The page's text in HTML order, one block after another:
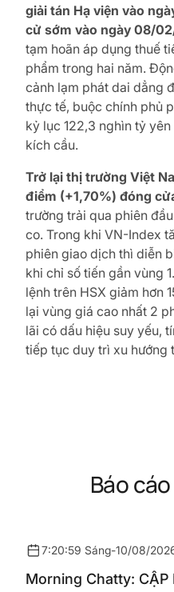
giải tán Hạ viện vào
cử sớm vào ngày 08/
tạm hoãn áp dụng thuế
phẩm trong hai năm.
cảnh lạm phát dai dẳng
thực tế, buộc chính phủ
kỷ lục 122,3 nghìn tỷ
kích cầu.
Trở lại thị trường Việt
điểm (+1,70%) đóng
trường trải qua phiên
co. Trong khi VN-Index
phiên giao dịch thì diễn
khi chỉ số tiến gần vùng
lệnh trên HSX giảm hơn
lại vùng giá cao nhất 2
lãi có dấu hiệu suy yếu,
tiếp tục duy trì xu hướng
Báo
7:20:59 Sáng-10/08/
Morning Chatty: CẬP